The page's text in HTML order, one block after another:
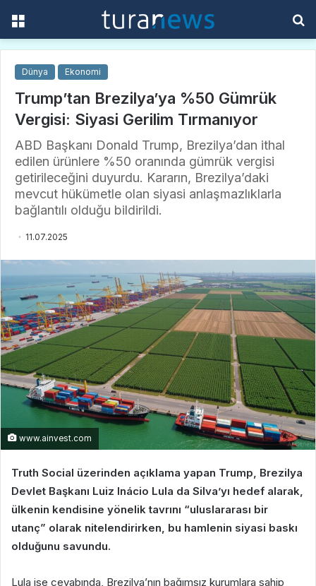
Dünya Ekonomi
Trump’tan Brezilya’ya %50 Gümrük
Vergisi: Siyasi Gerilim Tırmanıyor
ABD Başkanı Donald Trump, Brezilya’dan ithal
edilen ürünlere %50 oranında gümrük vergisi
getirileceğini duyurdu. Kararın, Brezilya’daki
mevcut hükümetle olan siyasi anlaşmazlıklarla
bağlantılı olduğu bildirildi.
11.07.2025
www.ainvest.com
Truth Social üzerinden açıklama yapan Trump, Brezilya
Devlet Başkanı Luiz Inácio Lula da Silva’yı hedef alarak,
ülkenin kendisine yönelik tavrını “uluslararası bir
utanç” olarak nitelendirirken, bu hamlenin siyasi baskı
olduğunu savundu.
Lula ise cevabında, Brezilya’nın bağımsız kurumlara sahip